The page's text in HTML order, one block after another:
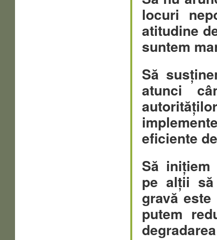
locuri
atitudine
suntem
Să
atunci
eficiente
Să inițiem
pe alții
gravă
putem